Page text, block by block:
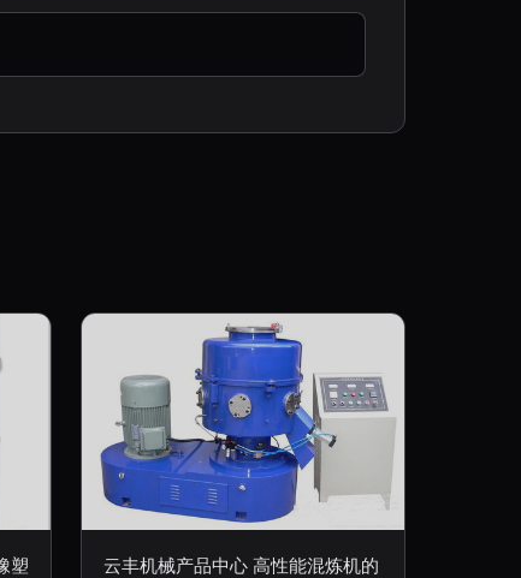
塑
云丰机械产品中心 高性能混炼机的